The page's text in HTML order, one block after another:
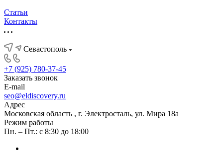
Статьи
Контакты
Севастополь
+7 (925) 780-37-45
Заказать звонок
E-mail
seo@eldiscovery.ru
Адрес
Московская область , г. Электросталь, ул. Мира 18а
Режим работы
Пн. – Пт.: с 8:30 до 18:00